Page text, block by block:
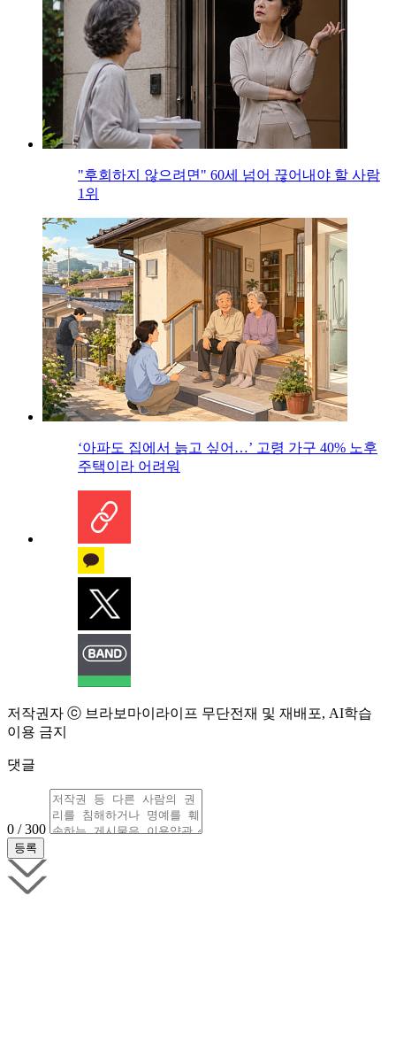
"후회하지 않으려면" 60세 넘어 끊어내야 할 사람
1위
‘아파도 집에서 늙고 싶어…’ 고령 가구 40% 노후
주택이라 어려워
저작권자 ⓒ 브라보마이라이프 무단전재 및 재배포, AI학습
이용 금지
댓글
0 / 300